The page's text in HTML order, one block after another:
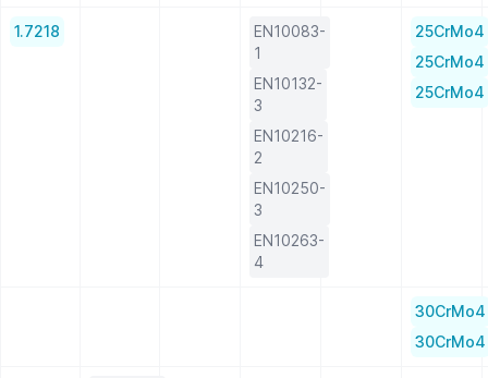
1.7218
EN10083-
1
EN10132-
3
EN10216-
2
EN10250-
3
EN10263-
4
25CrMo4
25CrMo4
25CrMo4
30CrMo4
30CrMo4